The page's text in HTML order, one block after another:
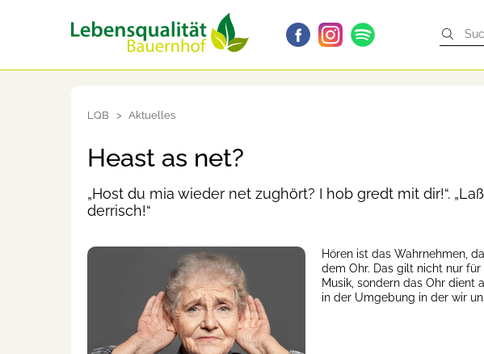
LQB Aktuelles
Heast as net?
„Host du mia wieder net zughört? I hob gredt mit dir!“.
derrisch!“
Hören ist das Wahrnehmen,
dem Ohr. Das gilt nicht nur
Musik, sondern das Ohr dient
in der Umgebung in der wir